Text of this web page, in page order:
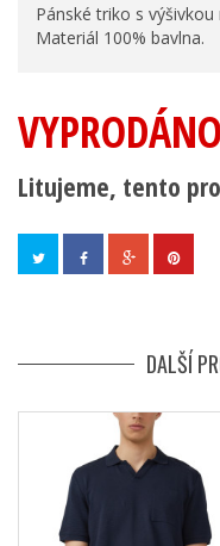
Pánské triko s
Materiál 100% bavlna.
VYPRODÁNO
Litujeme, tento
DALŠÍ